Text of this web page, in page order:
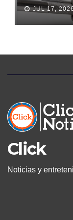
LAS
JUL 17, 2026
Click
Noticias y